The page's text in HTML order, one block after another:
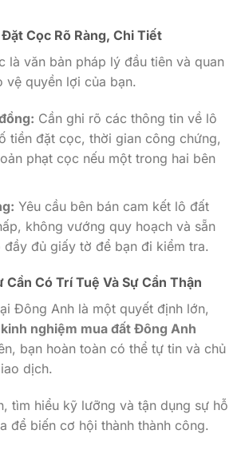
Cọc Rõ Ràng, Chi Tiết
là văn bản pháp lý đầu tiên và quan
vệ quyền lợi của bạn.
Cần ghi rõ các thông tin về lô
tiền đặt cọc, thời gian công chứng,
phạt cọc nếu một trong hai bên
Yêu cầu bên bán cam kết lô đất
không vướng quy hoạch và sẵn
đầy đủ giấy tờ để bạn đi kiểm tra.
Có Trí Tuệ Và Sự Cẩn Thận
Đông Anh là một quyết định lớn,
kinh nghiệm mua đất Đông Anh
bạn hoàn toàn có thể tự tin và chủ
dịch.
tìm hiểu kỹ lưỡng và tận dụng sự hỗ
để biến cơ hội thành thành công.